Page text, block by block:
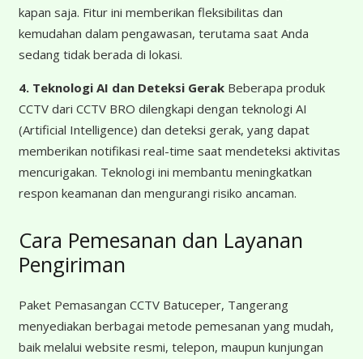
kapan saja. Fitur ini memberikan fleksibilitas dan
kemudahan dalam pengawasan, terutama saat Anda
sedang tidak berada di lokasi.
4. Teknologi AI dan Deteksi GerakBeberapa produk
CCTV dari CCTV BRO dilengkapi dengan teknologi AI
(Artificial Intelligence) dan deteksi gerak, yang dapat
memberikan notifikasi real-time saat mendeteksi aktivitas
mencurigakan. Teknologi ini membantu meningkatkan
respon keamanan dan mengurangi risiko ancaman.
Cara Pemesanan dan Layanan
Pengiriman
Paket Pemasangan CCTV Batuceper, Tangerang
menyediakan berbagai metode pemesanan yang mudah,
baik melalui website resmi, telepon, maupun kunjungan